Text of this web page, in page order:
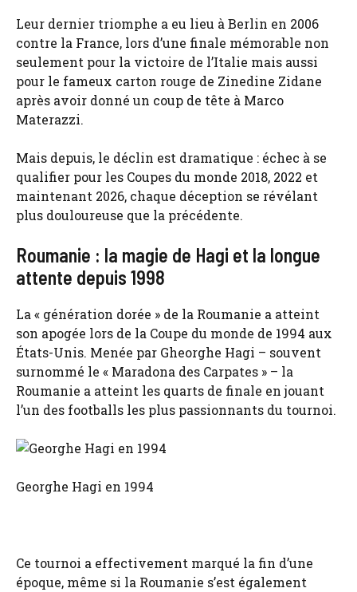
Leur dernier triomphe a eu lieu à Berlin en 2006
contre la France, lors d’une finale mémorable non
seulement pour la victoire de l’Italie mais aussi
pour le fameux carton rouge de Zinedine Zidane
après avoir donné un coup de tête à Marco
Materazzi.
Mais depuis, le déclin est dramatique : échec à se
qualifier pour les Coupes du monde 2018, 2022 et
maintenant 2026, chaque déception se révélant
plus douloureuse que la précédente.
Roumanie : la magie de Hagi et la longue
attente depuis 1998
La « génération dorée » de la Roumanie a atteint
son apogée lors de la Coupe du monde de 1994 aux
États-Unis. Menée par Gheorghe Hagi – souvent
surnommé le « Maradona des Carpates » – la
Roumanie a atteint les quarts de finale en jouant
l’un des footballs les plus passionnants du tournoi.
Georghe Hagi en 1994
Ce tournoi a effectivement marqué la fin d’une
époque, même si la Roumanie s’est également